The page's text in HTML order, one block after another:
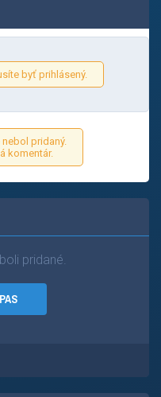
byť prihlásený.
pridaný.
komentár.
pridané.